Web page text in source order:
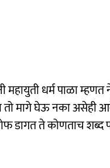
महायुती धर्म पाळा म्हणत
तो मागे घेऊ नका असेही
डागत ते कोणताच